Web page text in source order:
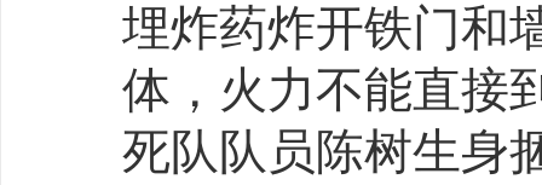
埋炸药炸开铁门和
体，火力不能直接
死队队员陈树生身